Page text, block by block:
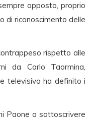
opposto, proprio
di riconoscimento delle
rispetto alle
da Carlo Taormina,
televisiva ha definito i
Paone a sottoscrivere